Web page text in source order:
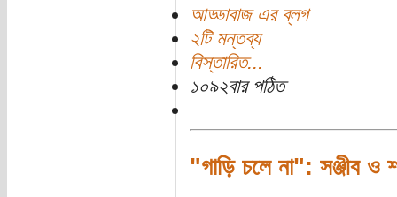
আড্ডাবাজ এর ব্লগ
২টি মন্তব্য
বিস্তারিত...
১০৯২বার পঠিত
"গাড়ি চলে না": সঞ্জীব ও